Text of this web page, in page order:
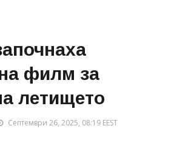
филм за
летището
Септември 26, 2025, 08:19 EEST